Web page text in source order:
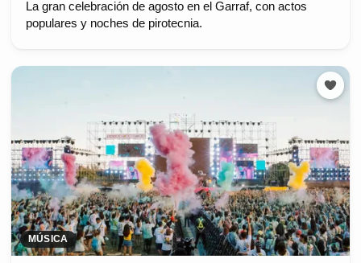
La gran celebración de agosto en el Garraf, con actos
populares y noches de pirotecnia.
MÚSICA